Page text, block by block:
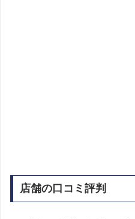
店舗の口コミ評判